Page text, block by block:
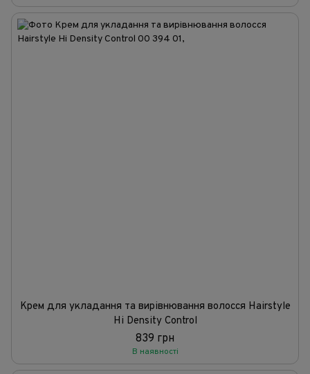
Крем для укладання та вирівнювання волосся Hairstyle
Hi Density Control
839 грн
В наявності